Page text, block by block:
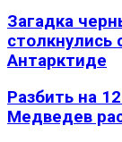
Загадка
Антарктиде
Разбить на
Медведев